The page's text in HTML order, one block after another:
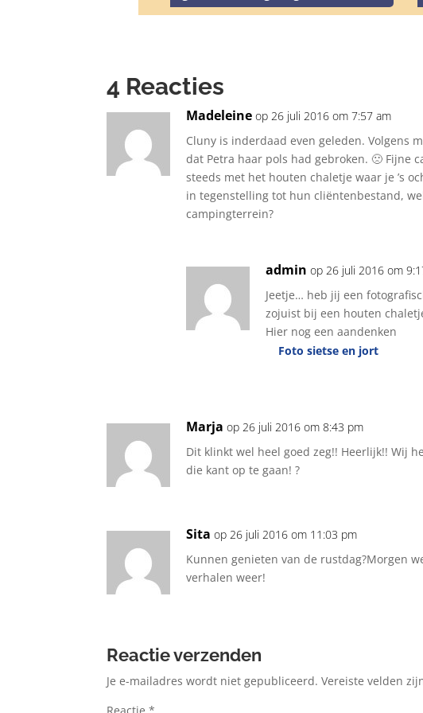
4 Reacties
Madeleine op 26 juli 2016 om 7:57 am
Cluny is inderdaad even geleden. Volgens
dat Petra haar pols had gebroken. 🙁 Fijne
steeds met het houten chaletje waar je ’s
in tegenstelling tot hun cliëntenbestand,
campingterrein?
admin op 26 juli 2016 om
Jeetje… heb jij een
zojuist bij een houten
Hier nog een aandenken
Foto sietse en jort
Marja op 26 juli 2016 om 8:43 pm
Dit klinkt wel heel goed zeg!! Heerlijk!! Wij
die kant op te gaan! ?
Sita op 26 juli 2016 om 11:03 pm
Kunnen genieten van de rustdag?Morgen
verhalen weer!
Reactie verzenden
Je e-mailadres wordt niet gepubliceerd. Vereiste velden